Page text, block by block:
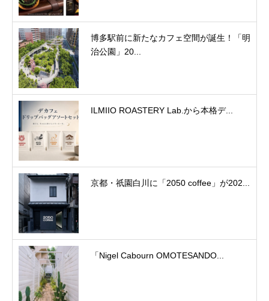
博多駅前に新たなカフェ空間が誕生！「明
治公園」20...
ILMIIO ROASTERY Lab.から本格デ...
京都・祇園白川に「2050 coffee」が202...
「Nigel Cabourn OMOTESANDO...